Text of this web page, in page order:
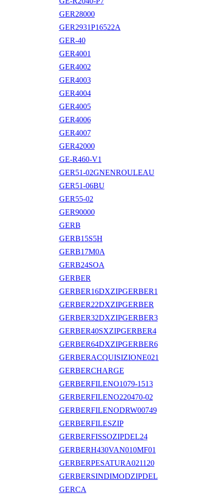
GER28000
GER2931P16522A
GER-40
GER4001
GER4002
GER4003
GER4004
GER4005
GER4006
GER4007
GER42000
GE-R460-V1
GER51-02GNENROULEAU
GER51-06BU
GER55-02
GER90000
GERB
GERB15S5H
GERB17M0A
GERB24SOA
GERBER
GERBER16DXZIPGERBER1
GERBER22DXZIPGERBER
GERBER32DXZIPGERBER3
GERBER40SXZIPGERBER4
GERBER64DXZIPGERBER6
GERBERACQUISIZIONE021
GERBERCHARGE
GERBERFILENO1079-1513
GERBERFILENO220470-02
GERBERFILENODRW00749
GERBERFILESZIP
GERBERFISSOZIPDEL24
GERBERH430VAN010MF01
GERBERPESATURA021120
GERBERSINDIMODZIPDEL
GERCA